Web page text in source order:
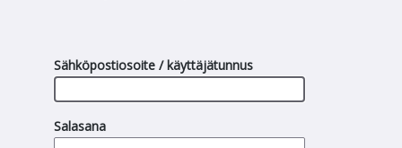
Sähköpostiosoite / käyttäjätunnus
Salasana